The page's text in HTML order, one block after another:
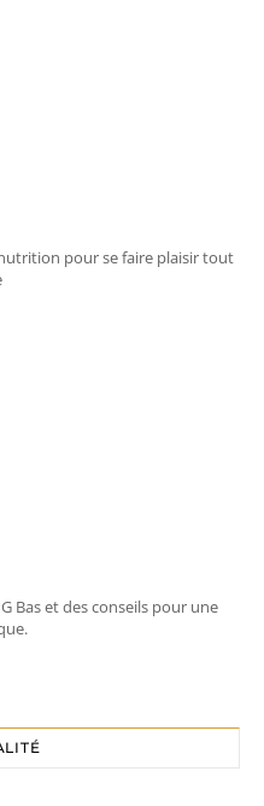
pour se faire plaisir tout
Bas et des conseils pour une